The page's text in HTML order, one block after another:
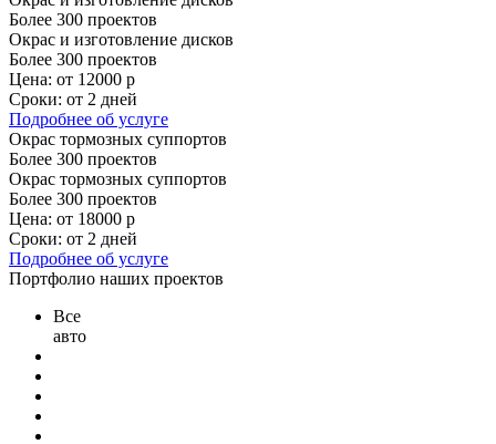
Более 300 проектов
Окрас и изготовление дисков
Более 300 проектов
Цена: от 12000 р
Сроки: от 2 дней
Подробнее об услуге
Окрас тормозных суппортов
Более 300 проектов
Окрас тормозных суппортов
Более 300 проектов
Цена: от 18000 р
Сроки: от 2 дней
Подробнее об услуге
Портфолио наших проектов
Все
авто